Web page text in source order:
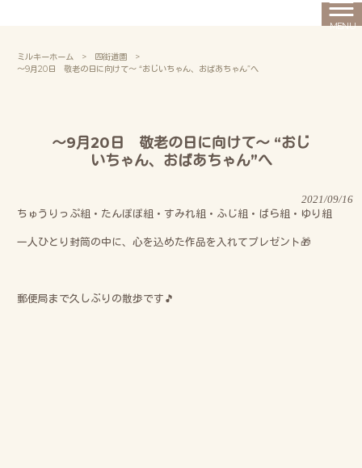
MENU
ミルキーホーム > 四街道園
>
～9月20日 敬老の日に向けて～ “おじいちゃん、おばあちゃん”へ
～9月20日 敬老の日に向けて～ “おじ
いちゃん、おばあちゃん”へ
2021/09/16
ちゅうりっぷ組・たんぽぽ組・すみれ組・ふじ組・ばら組・ゆり組
一人ひとり封筒の中に、心を込めた作品を入れてプレゼント🎁
郵便局まで久しぶりの散歩です🎵